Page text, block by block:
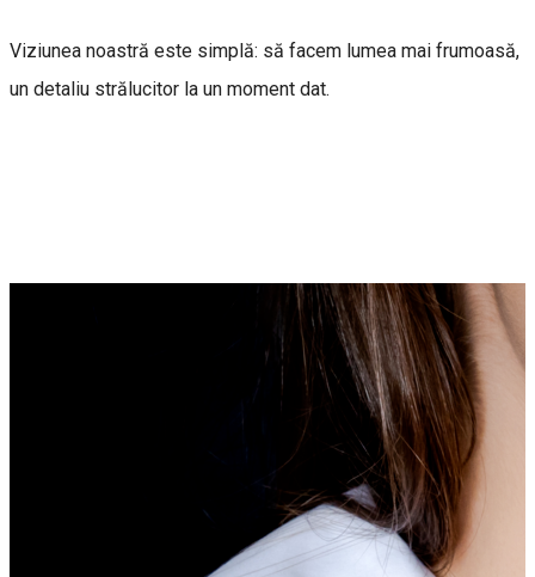
Viziunea noastră este simplă: să facem lumea mai frumoasă,
un detaliu strălucitor la un moment dat.